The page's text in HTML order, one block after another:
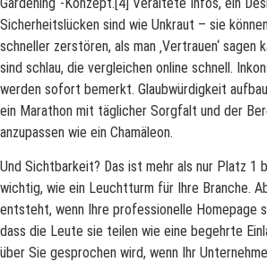
Sicherheitslücken sind wie Unkraut – sie
schneller zerstören, als man ‚Vertrauen‘ sagen
sind schlau, die vergleichen online schnell.
werden sofort bemerkt. Glaubwürdigkeit
ein Marathon mit täglicher Sorgfalt und der
anzupassen wie ein Chamäleon.
Und Sichtbarkeit? Das ist mehr als nur Platz 1
wichtig, wie ein Leuchtturm für Ihre Branche.
entsteht, wenn Ihre professionelle Homepage
dass die Leute sie teilen wie eine begehrte
über Sie gesprochen wird, wenn Ihr